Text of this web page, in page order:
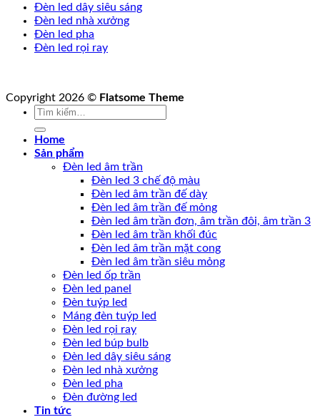
Đèn led dây siêu sáng
Đèn led nhà xưởng
Đèn led pha
Đèn led rọi ray
Copyright 2026 © Flatsome Theme
Tìm
Home
Sản phẩm
Đèn led âm trần
Đèn led 3 chế độ màu
Đèn led âm trần đế dày
Đèn led âm trần đế mỏng
Đèn led âm trần đơn, âm trần đôi, âm trần 3
Đèn led âm trần khối đúc
Đèn led âm trần mặt cong
Đèn led âm trần siêu mỏng
Đèn led ốp trần
Đèn led panel
Đèn tuýp led
Máng đèn tuýp led
Đèn led rọi ray
Đèn led búp bulb
Đèn led dây siêu sáng
Đèn led nhà xưởng
Đèn led pha
Đèn đường led
Tin tức